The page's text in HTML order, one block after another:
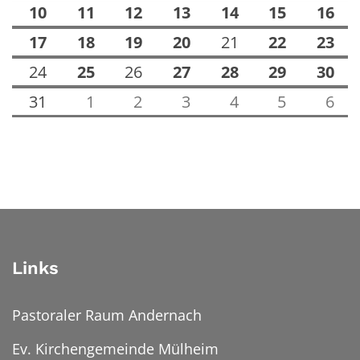
10
11 12 13 14 15
16
17
18 19 20 21 22
23
24
25 26 27 28 29
30
31
1 2 3 4 5 6
Links
Pastoraler Raum Andernach
Ev. Kirchengemeinde Mülheim